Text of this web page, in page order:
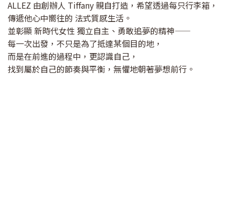
ALLEZ 由創辦人 Tiffany 親自打造，希望透過每只行李箱，
傳遞他心中嚮往的 法式質感生活。
並彰顯 新時代女性 獨立自主、勇敢追夢的精神——
每一次出發，不只是為了抵達某個目的地，
而是在前進的過程中，更認識自己，
找到屬於自己的節奏與平衡，無懼地朝著夢想前行。